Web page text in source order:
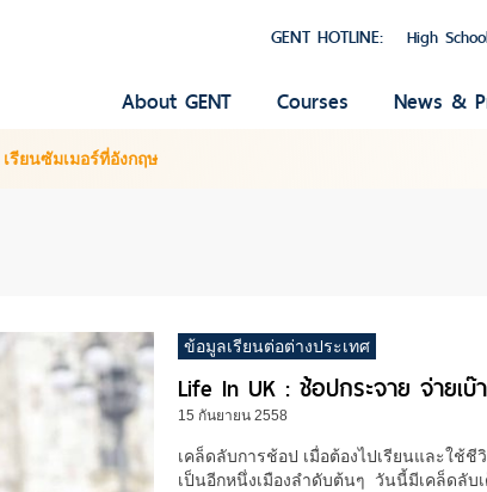
GENT HOTLINE: High
About GENT Courses News &
เรียนซัมเมอร์ที่อังกฤษ
ข้อมูลเรียนต่อต่างประเทศ
Life In UK : ช้อปกระจาย จ่ายเบ๊
15 กันยายน 2558
เคล็ดลับการช้อป เมื่อต้องไปเรียนและใช้
เป็นอีกหนึ่งเมืองลำดับต้นๆ วันนี้มีเคล็ดลับ